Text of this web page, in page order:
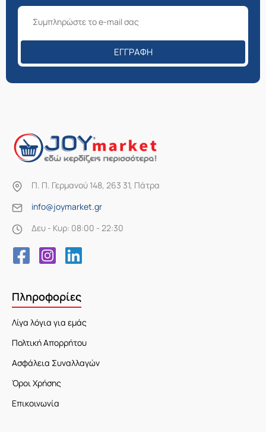
ΕΓΓΡΑΦΉ
Π. Π. Γερμανού 148, 263 31, Πάτρα
info@joymarket.gr
Δευ - Κυρ: 08:00 - 22:30
Πληροφορίες
Λίγα λόγια για εμάς
Πολτική Απορρήτου
Ασφάλεια Συναλλαγών
Όροι Χρήσης
Επικοινωνία